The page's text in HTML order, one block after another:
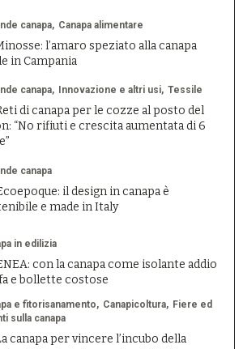
canapa Canapa alimentare
l’amaro speziato alla canapa
in Campania
canapa Innovazione e altri usi Tessile
di canapa per le cozze al posto del
“No rifiuti e crescita aumentata di 6
canapa
il design in canapa è
e made in Italy
in edilizia
con la canapa come isolante addio
e bollette costose
e fitorisanamento Canapicoltura
Fiere ed
sulla canapa
canapa per vincere l’incubo della